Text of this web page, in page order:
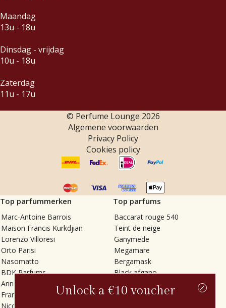
Maandag
13u - 18u
Dinsdag - vrijdag
10u - 18u
Zaterdag
11u - 17u
© Perfume Lounge 2026
Algemene voorwaarden
Privacy Policy
Cookies policy
Top parfummerken
Marc-Antoine Barrois
Maison Francis Kurkdjian
Lorenzo Villoresi
Orto Parisi
Nasomatto
BDK Parfums
Annindriya
Francesca Bianchi
Nicolaï
Top parfums
Baccarat rouge 540
Teint de neige
Ganymede
Megamare
Bergamask
Black afgano
Gris charnel
Tilia
Unlock a €10 voucher